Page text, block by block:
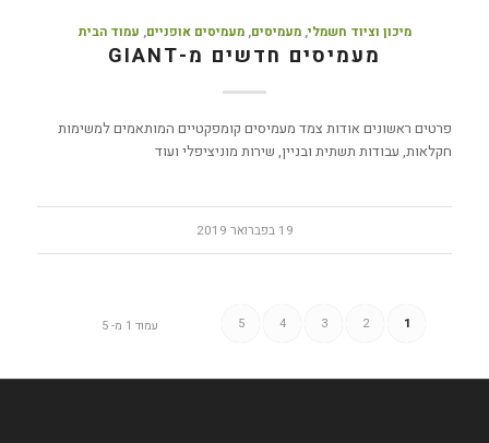
מיכון וציוד חשמלי,מעמיסים,מעמיסים אופניים, עמוד הבית
מעמיסים חדשים מ-GIANT
פרטים ראשונים אודות צמד מעמיסים קומפקטיים המותאמים למשימות
חקלאות, עבודות תשתית ובניין, שירות מוניציפלי ועוד
19 בפברואר 2019
עמוד 1 מ- 5 1
2
3
4
5